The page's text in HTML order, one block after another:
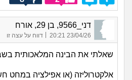
דני_9566, בן 29, אורח
23/04/26 20:21 דווח על עצה זו
שאלתי את הבינה המלאכותית
אלקטרוליזה (או אפילציה במחט